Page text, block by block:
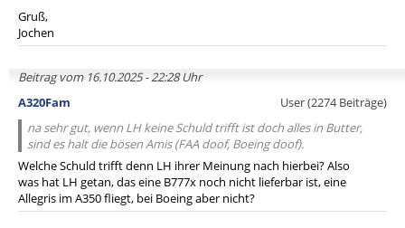
Gruß,
Jochen
Beitrag vom 16.10.2025 - 22:28 Uhr
A320Fam
User (2274 Beiträge)
na sehr gut, wenn LH keine Schuld trifft ist doch alles in Butter,
sind es halt die bösen Amis (FAA doof, Boeing doof).
Welche Schuld trifft denn LH ihrer Meinung nach hierbei? Also
was hat LH getan, das eine B777x noch nicht lieferbar ist, eine
Allegris im A350 fliegt, bei Boeing aber nicht?